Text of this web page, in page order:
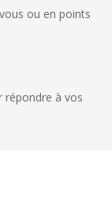
ou en points
répondre à vos